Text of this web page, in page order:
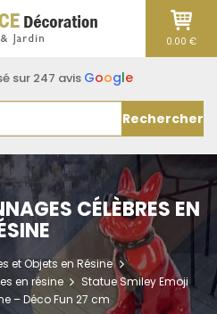
sur 247 avis Google
Rechercher
0.00 €
CÉLÈBRES EN
et Objets en Résine
en résine
Statue Smiley Emoji
– Déco Fun 27 cm